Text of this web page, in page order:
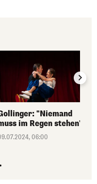
"Niemand
im Regen stehen"
06:00